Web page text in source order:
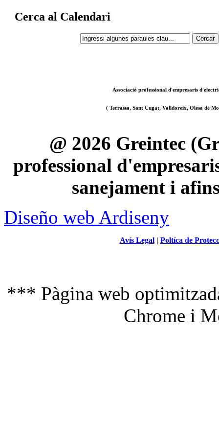
Cerca al Calendari
Associació professional d'empresaris
( Terrassa, Sant Cugat, Valldoreix, Olesa de
@ 2026 Greintec
professional
sanejament i
Diseño web Ardiseny
Avís Legal| Poltíca de
*** Pàgina web
Chrome i